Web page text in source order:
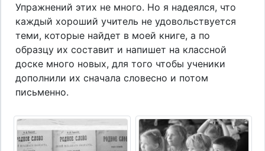
Упражнений этих не много. Но я надеялся, что
каждый хороший учитель не удовольствуется
теми, которые найдет в моей книге, а по
образцу их составит и напишет на классной
доске много новых, для того чтобы ученики
дополнили их сначала словесно и потом
письменно.